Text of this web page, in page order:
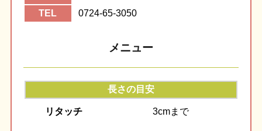
TEL
0724-65-3050
メニュー
長さの目安
リタッチ 3cmまで